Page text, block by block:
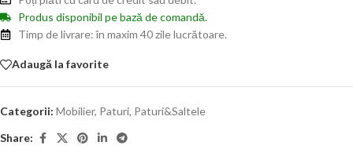
Produs disponibil pe bază de comandă.
Timp de livrare: în maxim 40 zile lucrătoare.
Adaugă la favorite
Categorii: Mobilier, Paturi, Paturi&Saltele
Share: